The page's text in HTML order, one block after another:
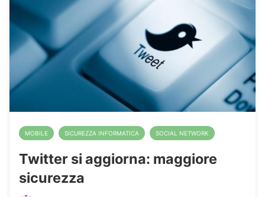
MOBILE SICUREZZA INFORMATICA SOCIAL NETWORK
Twitter si aggiorna: maggiore
sicurezza